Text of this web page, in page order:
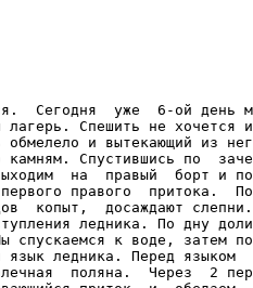
Сегодня  уже  6-ой день
лагерь. Спешить не хочется
и вытекающий из
Спустившись по
на  правый  борт и по
правого  притока.
копыт,  досаждают слепни.
ледника. По дну
спускаемся к воде, затем
язык ледника. Перед языком
поляна.  Через  2